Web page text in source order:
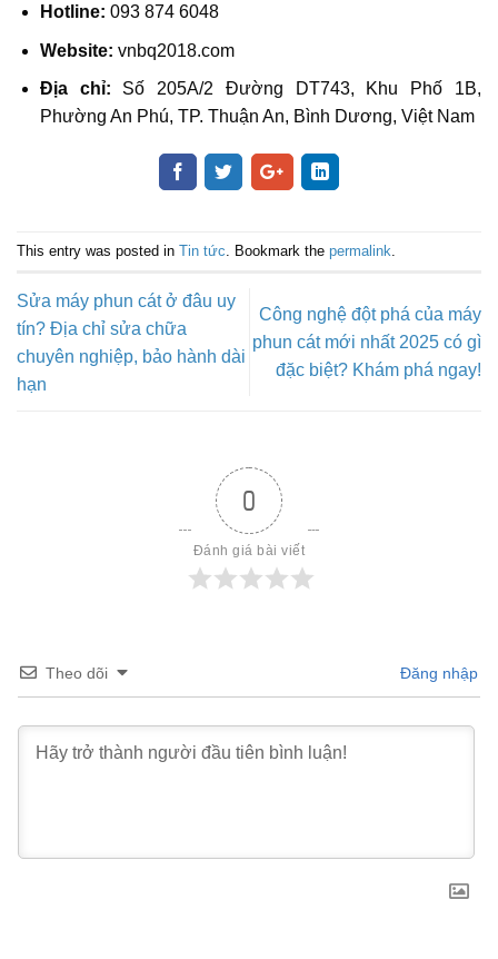
Hotline: 093 874 6048
Website: vnbq2018.com
Địa chỉ: Số 205A/2 Đường DT743, Khu Phố 1B,
Phường An Phú, TP. Thuận An, Bình Dương, Việt Nam
This entry was posted in Tin tức . Bookmark the permalink
Sửa máy phun cát ở đâu uy
tín? Địa chỉ sửa chữa
chuyên nghiệp, bảo hành dài
hạn
Công nghệ đột phá của máy
phun cát mới nhất 2025 có gì
đặc biệt? Khám phá ngay!
0
Đánh giá bài viết
Theo dõi Đăng nhập